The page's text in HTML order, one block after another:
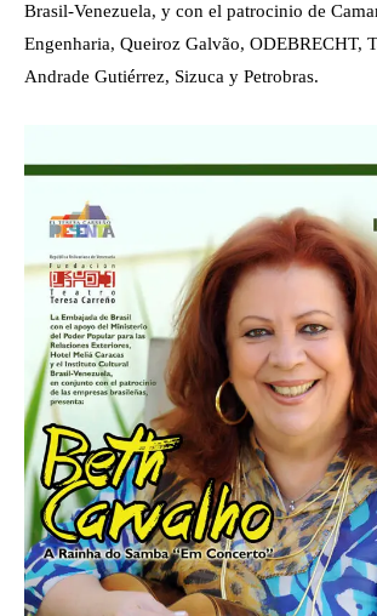
Brasil-Venezuela, y con el patrocinio de
Engenharia, Queiroz Galvão, ODEBRECHT,
Andrade Gutiérrez, Sizuca y Petrobras.